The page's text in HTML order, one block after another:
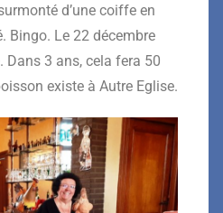
d’une coiffe en
Bingo. Le 22 décembre
Dans 3 ans, cela fera 50
existe à Autre Eglise.